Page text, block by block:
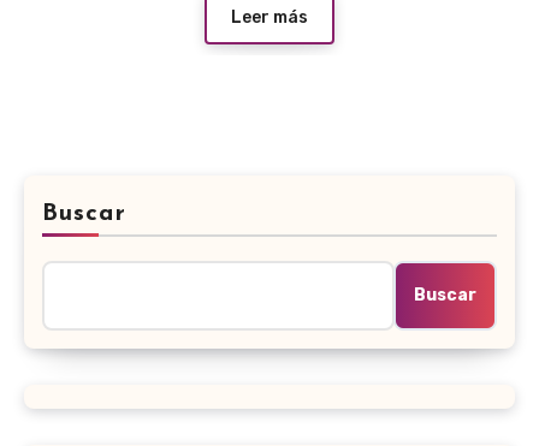
Leer más
Buscar
Buscar